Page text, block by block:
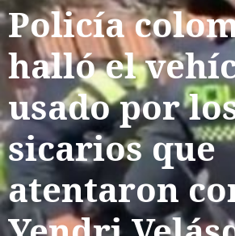
Policía
halló el
usado por
sicarios que
atentaron